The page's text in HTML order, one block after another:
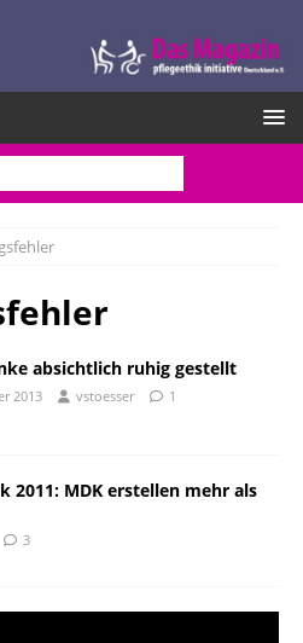
absichtlich ruhig gestellt
2013 vstoesser 1
2011: MDK erstellen mehr als
3